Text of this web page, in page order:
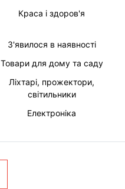
Краса і здоров'я
З'явилося в наявності
Товари для дому та саду
Ліхтарі, прожектори,
світильники
Електроніка